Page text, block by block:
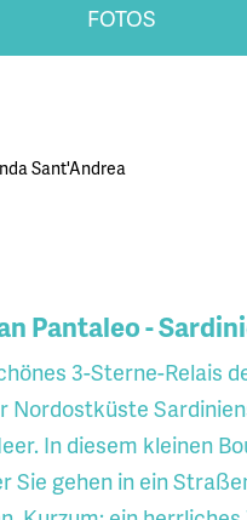
FOTOS
Sant'Andrea
Pantaleo -
3-Sterne-Relais
Nordostküste
In diesem kleinen
Sie gehen in ein